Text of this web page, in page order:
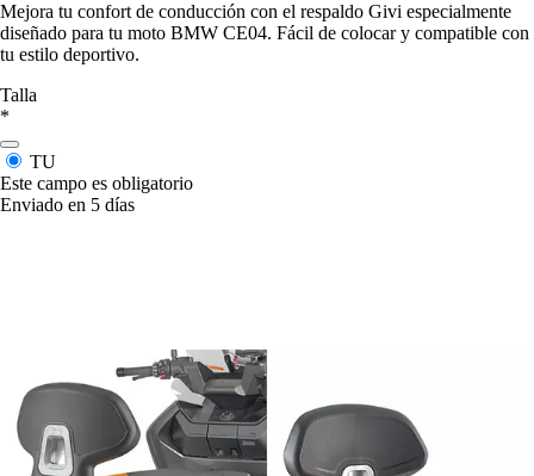
Mejora tu confort de conducción con el respaldo Givi especialmente
diseñado para tu moto BMW CE04. Fácil de colocar y compatible con
tu estilo deportivo.
Talla
*
TU
Este campo es obligatorio
Enviado en 5 días